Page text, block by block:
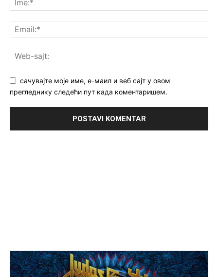
сачувајте моје име, е-маил и веб сајт у овом
прегледнику следећи пут када коментаришем.